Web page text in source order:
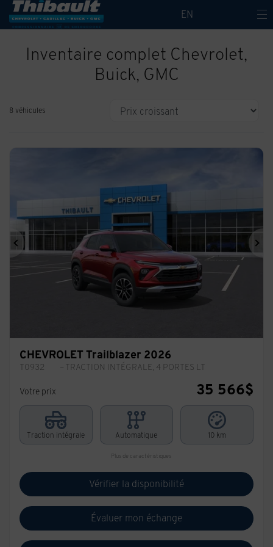
EN
Inventaire complet Chevrolet,
Buick, GMC
8 véhicules
Précédent
CHEVROLET Trailblazer 2026
T0932 – TRACTION INTÉGRALE, 4 PORTES LT
Votre prix 35 566$
Traction intégrale Automatique 10 km
Plus de caractéristiques
Vérifier la disponibilité
Évaluer mon échange